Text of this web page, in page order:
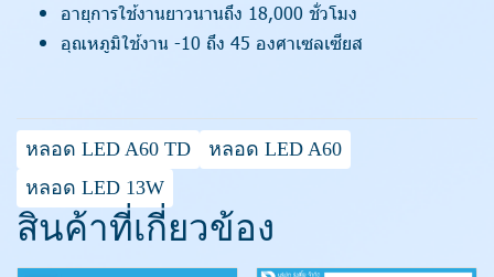
อายุการใช้งานยาวนานถึง 18,000 ชั่วโมง
อุณหภูมิใช้งาน -10 ถึง 45 องศาเซลเซียส
หลอด LED A60 TD
หลอด LED A60
หลอด LED 13W
สินค้าที่เกี่ยวข้อง